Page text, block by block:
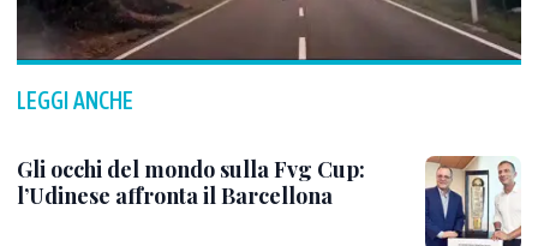
LEGGI ANCHE
Gli occhi del mondo sulla Fvg Cup:
l’Udinese affronta il Barcellona